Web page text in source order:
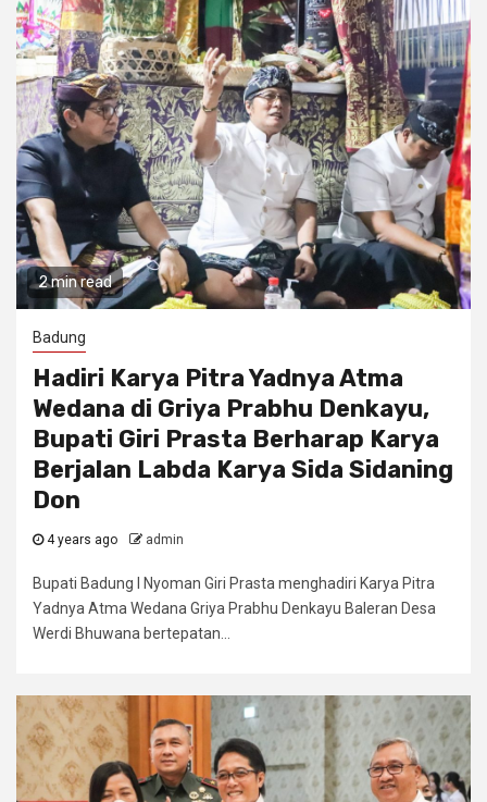
2 min read
Badung
Hadiri Karya Pitra Yadnya Atma
Wedana di Griya Prabhu Denkayu,
Bupati Giri Prasta Berharap Karya
Berjalan Labda Karya Sida Sidaning
Don
4 years ago admin
Bupati Badung I Nyoman Giri Prasta menghadiri Karya Pitra
Yadnya Atma Wedana Griya Prabhu Denkayu Baleran Desa
Werdi Bhuwana bertepatan...